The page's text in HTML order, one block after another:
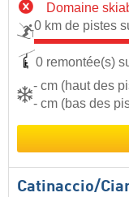
Domaine
0 km de pistes
0 remontée(s)
- cm (haut des
- cm (bas des
Catinaccio/​